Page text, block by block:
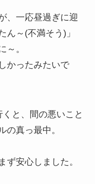
、一応昼過ぎに迎
～(不満そう)」
～。
かったみたいで
と、間の悪いこと
の真っ最中。
ず安心しました。